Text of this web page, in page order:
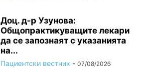
Доц. д-р Узунова:
Общопрактикуващите лекари
да се запознаят с указанията
на...
Пациентски вестник - 07/08/2026